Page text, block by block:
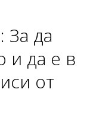
За да
и да е в
от